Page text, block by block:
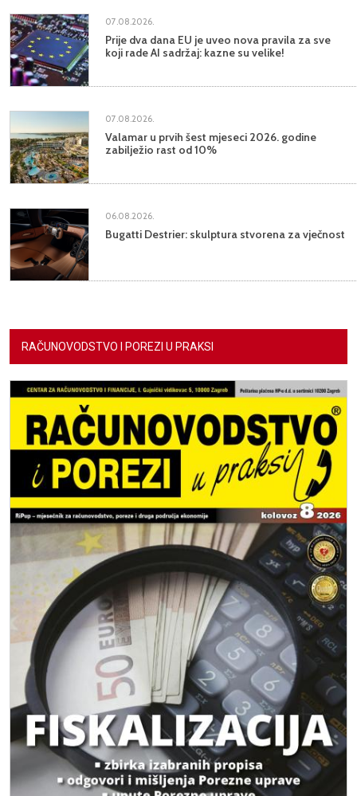
07.08.2026.
Prije dva dana EU je uveo nova pravila za sve
koji rade AI sadržaj: kazne su velike!
07.08.2026.
Valamar u prvih šest mjeseci 2026. godine
zabilježio rast od 10%
06.08.2026.
Bugatti Destrier: skulptura stvorena za vječnost
RAČUNOVODSTVO I POREZI U PRAKSI